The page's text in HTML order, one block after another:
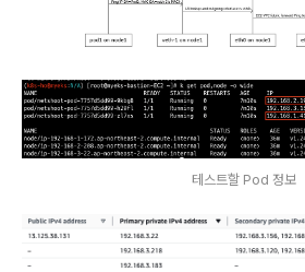
테스트할 Pod 정보